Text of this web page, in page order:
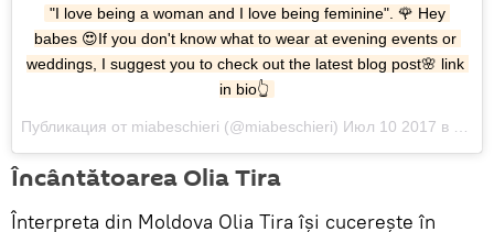
"I love being a woman and I love being feminine". 🌹 Hey
babes 😍If you don't know what to wear at evening events or
weddings, I suggest you to check out the latest blog post🌸 link
in bio👆
Публикация от miabeschieri (@miabeschieri) Июл 10 2017 в 7:30 PDT
Încântătoarea Olia Tira
Înterpreta din Moldova Olia Tira își cucerește în